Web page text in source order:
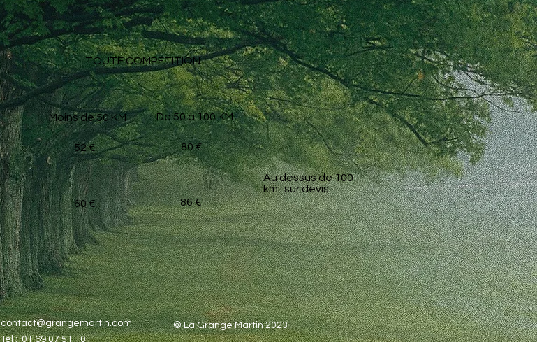
TOUTE COMPETITION
Moins de 50 KM De 50 à 100 KM
60 € 86 €
Au dessus de 100
km : sur devis
52 € 80 €
contact@grangemartin.com
Tel : 01 69 07 51 10
© La Grange Martin 2023